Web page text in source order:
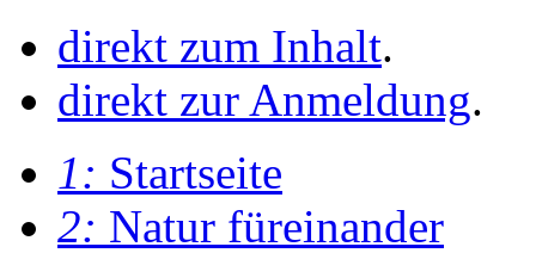
direkt zum Inhalt.
direkt zur Anmeldung.
1: Startseite
2: Natur füreinander